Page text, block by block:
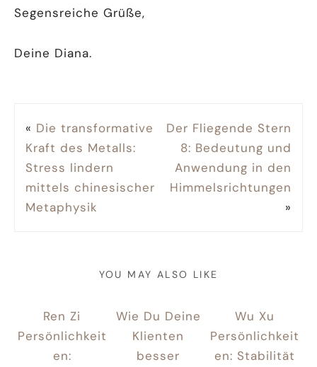
Segensreiche Grüße,
Deine Diana.
« Die transformative
Kraft des Metalls:
Stress lindern
mittels chinesischer
Metaphysik
Der Fliegende Stern
8: Bedeutung und
Anwendung in den
Himmelsrichtungen
»
YOU MAY ALSO LIKE
Ren Zi
Persönlichkeit
en:
Wie Du Deine
Klienten
besser
Wu Xu
Persönlichkeit
en: Stabilität